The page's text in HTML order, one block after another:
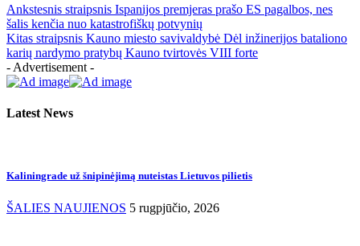
Ankstesnis straipsnis Ispanijos premjeras prašo ES pagalbos, nes
šalis kenčia nuo katastrofiškų potvynių
Kitas straipsnis Kauno miesto savivaldybė Dėl inžinerijos bataliono
karių nardymo pratybų Kauno tvirtovės VIII forte
- Advertisement -
Latest News
Kaliningrade už šnipinėjimą nuteistas Lietuvos pilietis
ŠALIES NAUJIENOS 5 rugpjūčio, 2026